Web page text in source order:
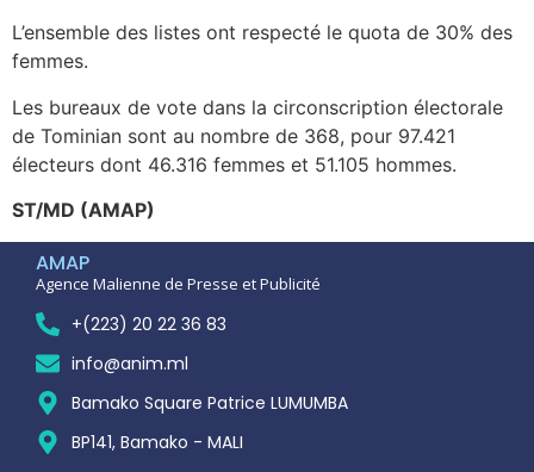
L’ensemble des listes ont respecté le quota de 30% des
femmes.
Les bureaux de vote dans la circonscription électorale
de Tominian sont au nombre de 368, pour 97.421
électeurs dont 46.316 femmes et 51.105 hommes.
ST/MD (AMAP)
AMAP
Agence Malienne de Presse et Publicité
+(223) 20 22 36 83
info@anim.ml
Bamako Square Patrice LUMUMBA
BP141, Bamako - MALI